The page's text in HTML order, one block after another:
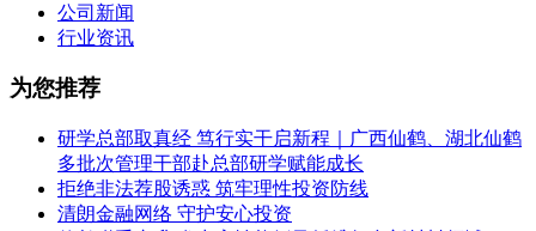
公司新闻
行业资讯
为您推荐
研学总部取真经 笃行实干启新程｜广西仙鹤、湖北仙鹤
多批次管理干部赴总部研学赋能成长
拒绝非法荐股诱惑 筑牢理性投资防线
清朗金融网络 守护安心投资